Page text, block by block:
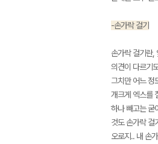
-손가락 걸기
손가락 걸기란,
의견이 다르기
그치만 어느 정
개크게 엑스를
하나 빼고는 굳
것도 손가락 걸
오로지.. 내 손